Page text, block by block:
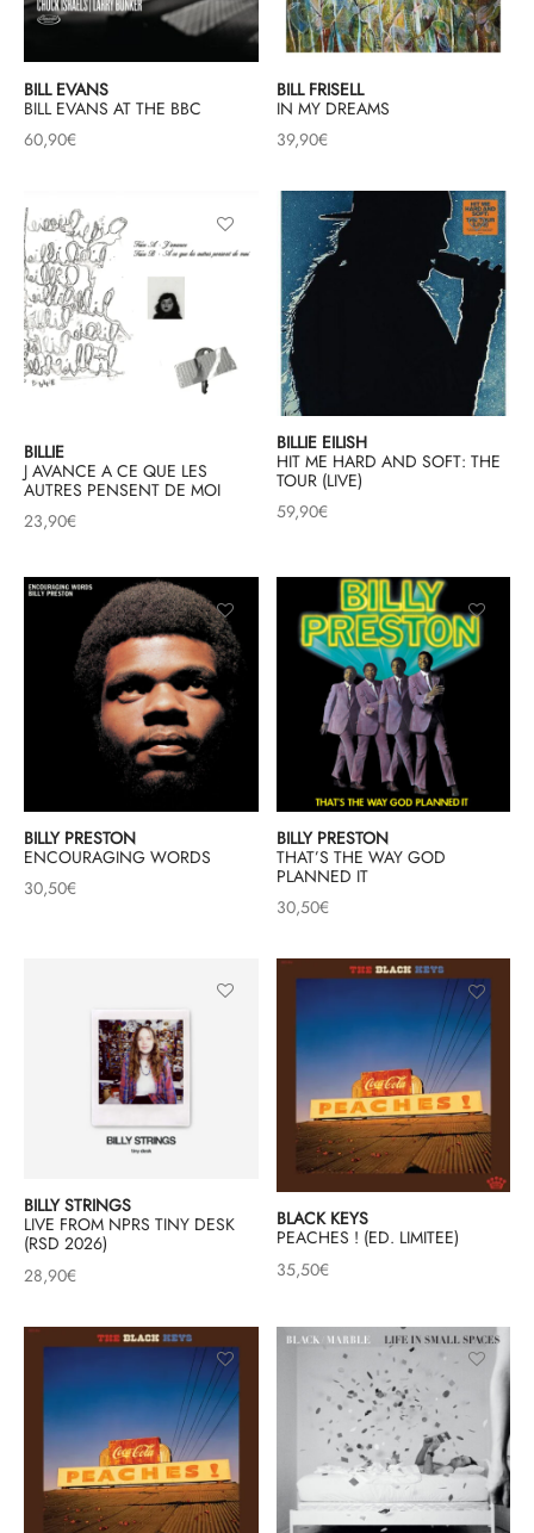
BILL EVANS
BILL EVANS AT THE BBC
60,90€
BILL FRISELL
IN MY DREAMS
39,90€
BILLIE
J AVANCE A CE QUE LES
AUTRES PENSENT DE MOI
23,90€
BILLIE EILISH
HIT ME HARD AND SOFT: THE
TOUR (LIVE)
59,90€
BILLY PRESTON
ENCOURAGING WORDS
30,50€
BILLY PRESTON
THAT’S THE WAY GOD
PLANNED IT
30,50€
BILLY STRINGS
LIVE FROM NPRS TINY DESK
(RSD 2026)
28,90€
BLACK KEYS
PEACHES ! (ED. LIMITEE)
35,50€